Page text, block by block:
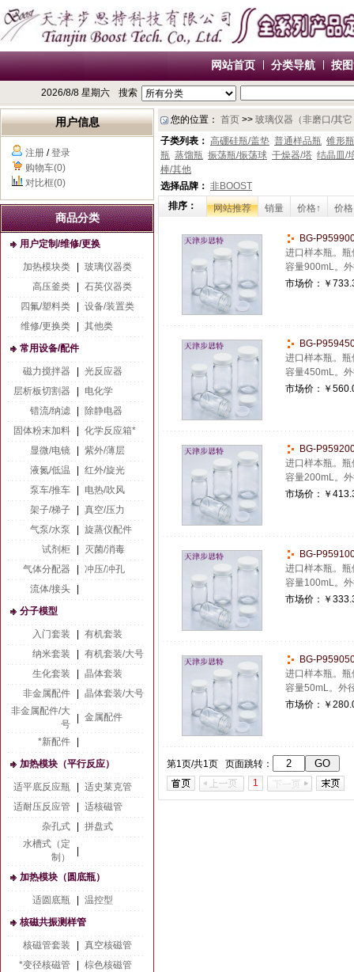
网站首页 分类导航 按
2026/8/8 星期六 搜索
用户信息
注册 /登录
购物车(0)
对比框(0)
商品分类
用户定制/维修/更换
加热模块类
玻璃仪器类
高压釜类
石英仪器类
四氟/塑料类
设备/装置类
维修/更换类
其他类
常用设备/配件
磁力搅拌器
光反应器
层析板切割器
电化学
错流/纳滤
除静电器
固体粉末加料
化学反应箱*
显微/电镜
紫外/薄层
液氮/低温
红外/旋光
泵车/推车
电热/吹风
架子/梯子
真空/压力
气泵/水泵
旋蒸仪配件
试剂柜
灭菌/消毒
气体分配器
冲压/冲孔
流体/接头
分子模型
入门套装
有机套装
纳米套装
有机套装/大号
生化套装
晶体套装
非金属配件
晶体套装/大号
非金属配件/大
号
金属配件
*新配件
加热模块（平行反应）
适平底反应瓶
适史莱克管
适耐压反应管
适核磁管
杂孔式
拼盘式
水槽式（定
制）
加热模块（圆底瓶）
适圆底瓶
温控型
核磁共振测样管
核磁管套装
真空核磁管
*变径核磁管
棕色核磁管
您的位置： 首页 >> 玻璃仪器（非磨口/其
子类列表： 高硼硅瓶/盖垫 普通样品瓶 锥形瓶
瓶 蒸馏瓶 振荡瓶/振荡球 干燥器/塔 结晶皿/
棒/其他
选择品牌： 非BOOST
排序：
网站推荐 销量 价格↑ 价
BG-
进口样本瓶。
容量900mL。
市场价： ￥
BG-
进口样本瓶。
容量450mL。
市场价： ￥
BG-
进口样本瓶。
容量200mL。
市场价： ￥
BG-
进口样本瓶。
容量100mL。
市场价： ￥
BG-
进口样本瓶。
容量50mL。外
市场价： ￥
第1页/共1页 页面跳转：
1